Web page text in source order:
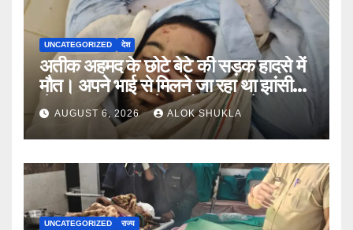
UNCATEGORIZED देश
अतीक अहमद के छोटे बेटे की सड़क हादसे में
मौत। अपने भाई से मिलने जा रहा था झांसी
जेल (सूत्र)। कार में 5 लोग सवार थे।
AUGUST 6, 2026 ALOK SHUKLA
UNCATEGORIZED राज्य